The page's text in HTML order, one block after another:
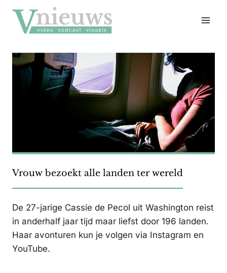
naar
inhoud
Vrouw bezoekt alle landen ter wereld
De 27-jarige Cassie de Pecol uit Washington reist
in anderhalf jaar tijd maar liefst door 196 landen.
Haar avonturen kun je volgen via Instagram en
YouTube.